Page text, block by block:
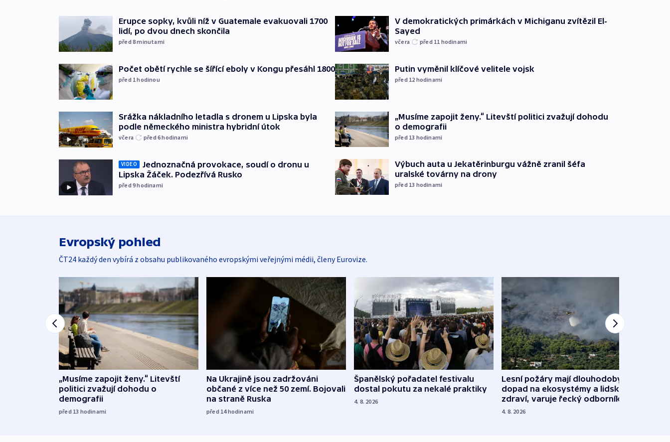
Erupce sopky, kvůli níž v Guatemale evakuovali 1700
lidí, po dvou dnech skončila
před 8minutami
Počet obětí rychle se šířící eboly v Kongu přesáhl 1800
před 1hodinou
Srážka nákladního letadla s dronem u Lipska byla
podle německého ministra hybridní útok
včera před 6hodinami
VIDEO
Jednoznačná provokace, soudí o dronu u
Lipska Žáček. Podezřívá Rusko
před 9hodinami
V demokratických primárkách v Michiganu zvítězil El-
Sayed
včera před 11 hodinami
Putin vyměnil klíčové velitele vojsk
před 12 hodinami
„Musíme zapojit ženy.“ Litevští politici zvažují dohodu
o demografii
před 13 hodinami
Výbuch auta u Jekatěrinburgu vážně zranil šéfa
uralské továrny na drony
před 13 hodinami
Evropský pohled
ČT24 každý den vybírá z obsahu publikovaného evropskými veřejnými médii, členy Eurovize.
„Musíme zapojit ženy.“ Litevští
politici zvažují dohodu o
demografii
před 13 hodinami
Na Ukrajině jsou zadržováni
občané z více než 50 zemí. Bojovali
na straně Ruska
před 14hodinami
Španělský pořadatel festivalu
dostal pokutu za nekalé praktiky
4. 8. 2026
Lesní požáry mají dlouhodobý
dopad na ekosystémy a lidské
zdraví, varuje řecký odborník
4. 8. 2026